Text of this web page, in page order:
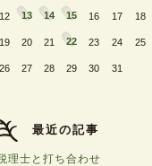
12 13 14 15 16 17 18
19 20 21 22 23 24 25
26 27 28 29 30 31
最近の記事
理士と打ち合わせ